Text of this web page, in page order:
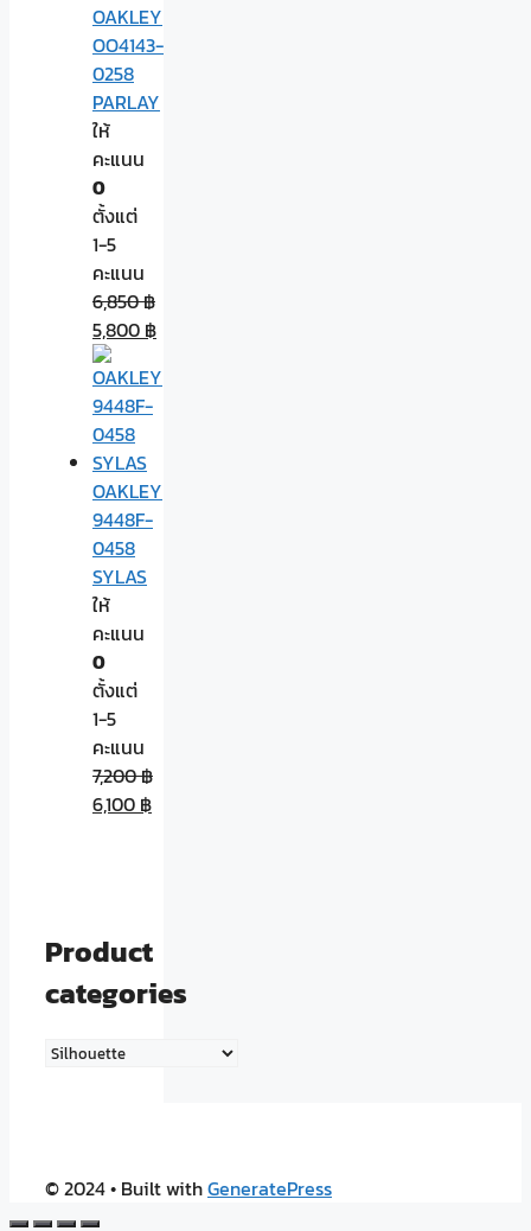
OAKLEY
OO4143-
0258
PARLAY
ให้
คะแนน
0
ตั้งแต่
1-5
คะแนน
6,850฿
5,800 ฿
OAKLEY
9448F-
0458
SYLAS
ให้
คะแนน
0
ตั้งแต่
1-5
คะแนน
7,200฿
6,100 ฿
Product
categories
© 2024• Built withGeneratePress